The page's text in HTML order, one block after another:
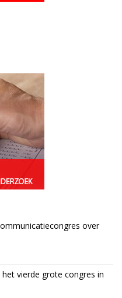
over
vierde grote congres in